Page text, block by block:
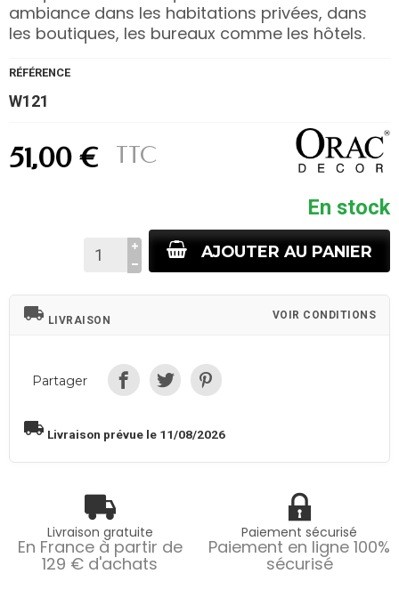
ambiance dans les habitations privées, dans
les boutiques, les bureaux comme les hôtels.
RÉFÉRENCE
W121
51,00 € TTC
En stock
AJOUTER AU PANIER
local_shipping LIVRAISON VOIR CONDITIONS
Partager
local_shipping Livraison prévue le 11/08/2026
Livraison gratuite
En France à partir de
129 € d'achats
Paiement sécurisé
Paiement en ligne 100%
sécurisé